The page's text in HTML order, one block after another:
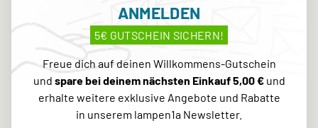
ANMELDEN
5€ GUTSCHEIN SICHERN!
Freue dich auf deinen Willkommens-Gutschein
und spare bei deinem nächsten Einkauf 5,00 €und
erhalte weitere exklusive Angebote und Rabatte
in unserem lampen1a Newsletter.